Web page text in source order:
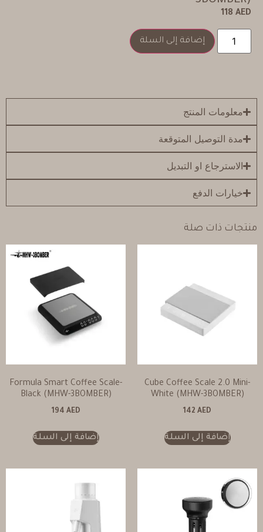
118 AED
إضافة إلى السلة
معلومات المنتج
مدة التوصيل المتوقعة
الاسترجاع او التبديل
خيارات الدفع
منتجات ذات صلة
Cube Coffee Scale 2.0 Mini-
White (MHW-3BOMBER)
142 AED
إضافة إلى السلة
Formula Smart Coffee Scale-
Black (MHW-3BOMBER)
194 AED
إضافة إلى السلة